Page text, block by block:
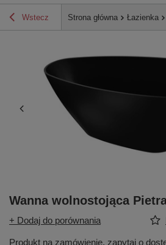
Wstecz Strona główna Łazienka
Wanna wolnostojąca
+ Dodaj do porównania
Produkt na zamówienie, zapytaj o